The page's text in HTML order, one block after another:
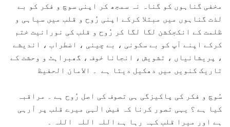
مخفی گناہوں کو گناہ نہ سمجھ کر اپنی سوچ و فکر کو بے
لذت گناہوں میں مبتلا کرکے اپنی رُوح و قلب میں سیاہی و
ظلمت کے انکجکشن لگا لگا کر رُوح و قلب کی نورانیت ختم
کرکے اپنے آپ کو بے سکونی ، بے چینی ، اضطراب ، اندیشے
، پریشانیاں ، تشویش ، انجانا خوف ، گھبراہٹ و وحشت کے
تاریک کنویں میں دھکیل دیتا ہے ۔ الامان الحفیظ
سُوچ و فکر کی پاکیزگی ہی تصوف کی اصل رُوح ہے ۔ مراقبہ
کیا ہے ؟ یہی تصور کرنا کہ فیض الٰہی میرے قلب پر آرہی
ہے اور میرا قلب کہہ رہا ہے اللہ اللہ اللہ ۔